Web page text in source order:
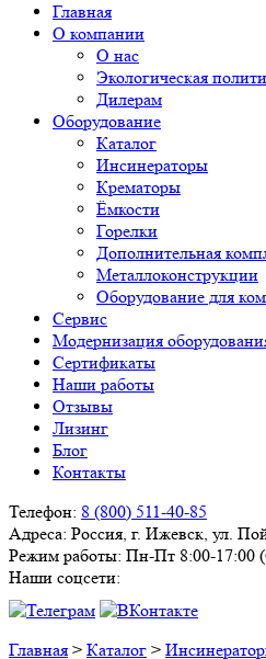
Главная
О компании
О нас
Экологическая
Дилерам
Оборудование
Каталог
Инсинераторы
Крематоры
Ёмкости
Горелки
Дополнительная
Металлоконструкции
Оборудование для
Сервис
Модернизация
Сертификаты
Наши работы
Отзывы
Лизинг
Блог
Контакты
Телефон: 8 (800) 511-40-85
Адреса: Россия, г. Ижевск, ул.
Режим работы: Пн-Пт 8:00-17:00
Наши соцсети:
Главная > Каталог >